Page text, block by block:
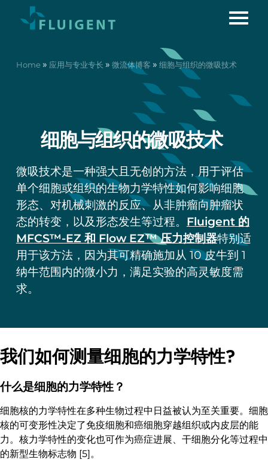
Home » 应用与专业专长 » 微流体博客 » 细胞与组织的微吸技术
细胞与组织的微吸技术
微吸技术是一种强大且无创的方法，用于评估
单个细胞或组织的生物力学特性如何影响细胞
形态、对机械刺激的反应、从非肿瘤向肿瘤状
态的转变，以及形态发生等过程。 Fluigent 的
MFCS™-EZ 和 Flow EZ™ 压力控制器特别适
用于该方法，因为其可精确施加从 10 皮牛到 1
纳牛范围内的微小力，满足实验的高灵敏度需
求。
我们如何测量细胞的力学特性?
什么是细胞的力学特性？
细胞核的力学特性在多种生物过程中日益被认为至关重要。细胞
核的可变形性决定了免疫细胞和癌细胞穿越组织或内皮层的能
力。核力学特性的变化也可作为癌症进展、干细胞分化等过程中
的新型生物标志物 [5]。